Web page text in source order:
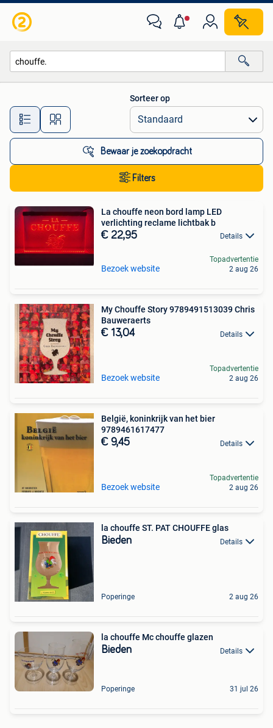
Alle afstanden…
Sorteer op
Bewaar je zoekopdracht
Filters
La chouffe neon bord lamp LED
verlichting reclame lichtbak b
€ 22,95 Details
Bezoek website
Topadvertentie
2 aug 26
My Chouffe Story 9789491513039 Chris
Bauweraerts
€ 13,04 Details
Bezoek website
Topadvertentie
2 aug 26
België, koninkrijk van het bier
9789461617477
€ 9,45 Details
Bezoek website
Topadvertentie
2 aug 26
la chouffe ST. PAT CHOUFFE glas
Bieden Details
Poperinge 2 aug 26
la chouffe Mc chouffe glazen
Bieden Details
Poperinge 31 jul 26